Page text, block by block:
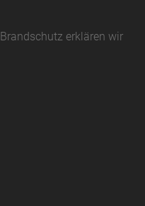
Brandschutz erklären wir